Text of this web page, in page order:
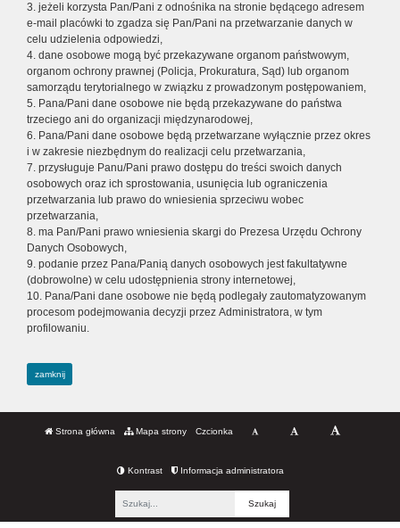
3. jeżeli korzysta Pan/Pani z odnośnika na stronie będącego adresem
e-mail placówki to zgadza się Pan/Pani na przetwarzanie danych w
celu udzielenia odpowiedzi,
4. dane osobowe mogą być przekazywane organom państwowym,
organom ochrony prawnej (Policja, Prokuratura, Sąd) lub organom
samorządu terytorialnego w związku z prowadzonym postępowaniem,
5. Pana/Pani dane osobowe nie będą przekazywane do państwa
trzeciego ani do organizacji międzynarodowej,
6. Pana/Pani dane osobowe będą przetwarzane wyłącznie przez okres
i w zakresie niezbędnym do realizacji celu przetwarzania,
7. przysługuje Panu/Pani prawo dostępu do treści swoich danych
osobowych oraz ich sprostowania, usunięcia lub ograniczenia
przetwarzania lub prawo do wniesienia sprzeciwu wobec
przetwarzania,
8. ma Pan/Pani prawo wniesienia skargi do Prezesa Urzędu Ochrony
Danych Osobowych,
9. podanie przez Pana/Panią danych osobowych jest fakultatywne
(dobrowolne) w celu udostępnienia strony internetowej,
10. Pana/Pani dane osobowe nie będą podlegały zautomatyzowanym
procesom podejmowania decyzji przez Administratora, w tym
profilowaniu.
zamknij
Strona główna Mapa strony Czcionka
Kontrast Informacja administratora